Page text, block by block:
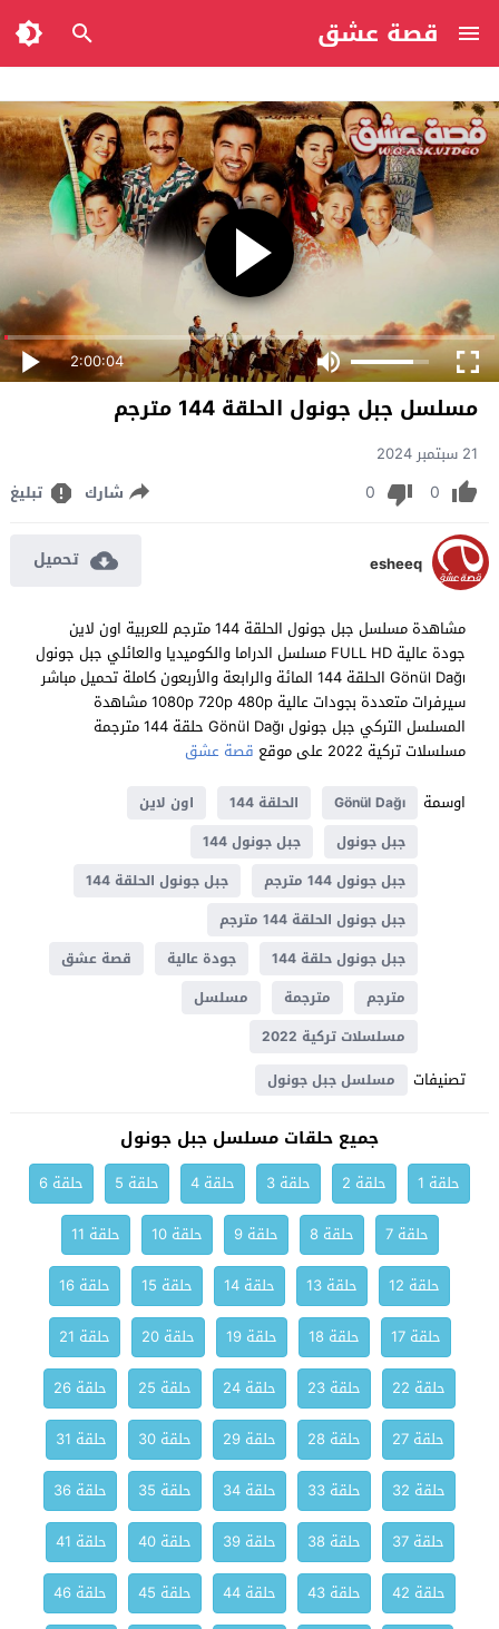
قصة عشق
2:00:04
مسلسل جبل جونول الحلقة 144 مترجم
21 سبتمبر 2024
0
0 شارك تبليغ
esheeq تحميل
مشاهدة مسلسل جبل جونول الحلقة 144 مترجم للعربية اون لاين
جودة عالية FULL HD مسلسل الدراما والكوميديا والعائلي جبل جونول
Gönül Dağı الحلقة 144 المائة والرابعة والأربعون كاملة تحميل مباشر
سيرفرات متعددة بجودات عالية 1080p 720p 480p مشاهدة
المسلسل التركي جبل جونول Gönül Dağı حلقة 144 مترجمة
مسلسلات تركية 2022 على موقع
قصة عشق
اوسمة
Gönül Dağı الحلقة 144
اون لاين
جبل جونول
جبل جونول 144
جبل جونول 144 مترجم
جبل جونول الحلقة 144
جبل جونول الحلقة 144 مترجم
جبل جونول حلقة 144
جودة عالية
قصة عشق
مترجم
مترجمة
مسلسل
مسلسلات تركية 2022
تصنيفات مسلسل جبل جونول
جميع حلقات مسلسل جبل جونول
حلقة 1 حلقة 2 حلقة 3 حلقة 4 حلقة 5
حلقة 6
حلقة 7
حلقة 8 حلقة 9 حلقة 10
حلقة 11
حلقة 12
حلقة 13 حلقة 14 حلقة 15
حلقة 16
حلقة 17
حلقة 18 حلقة 19 حلقة 20
حلقة 21
حلقة 22
حلقة 23 حلقة 24 حلقة 25
حلقة 26
حلقة 27
حلقة 28 حلقة 29 حلقة 30
حلقة 31
حلقة 32
حلقة 33 حلقة 34 حلقة 35
حلقة 36
حلقة 37
حلقة 38 حلقة 39 حلقة 40
حلقة 41
حلقة 42
حلقة 43 حلقة 44 حلقة 45
حلقة 46